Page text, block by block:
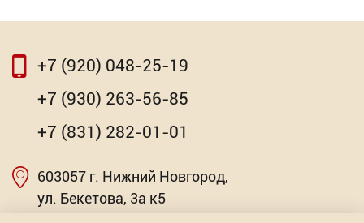
⇦
Клей-герметик полиуретановый Profil PU-40
600мл.
Торговых предложений: 3
⇨
⇦
Насадка для МФИ ЗУБР DIAMOND керамика,
мрамор, стекло
+7 (920) 048-25-19
+7 (930) 263-56-85
+7 (831) 282-01-01
603057 г. Нижний Новгород,
ул. Бекетова, 3а к5